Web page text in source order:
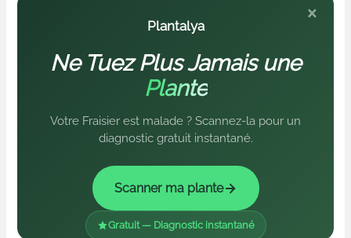
×
Plantalya
Ne Tuez Plus Jamais une
Plante
Votre Fraisier est malade ? Scannez-la pour un
diagnostic gratuit instantané.
Scanner ma plante
Gratuit — Diagnostic instantané